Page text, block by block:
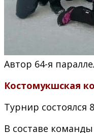
Автор 64-я
Костомукшская
Турнир состоялся
В составе